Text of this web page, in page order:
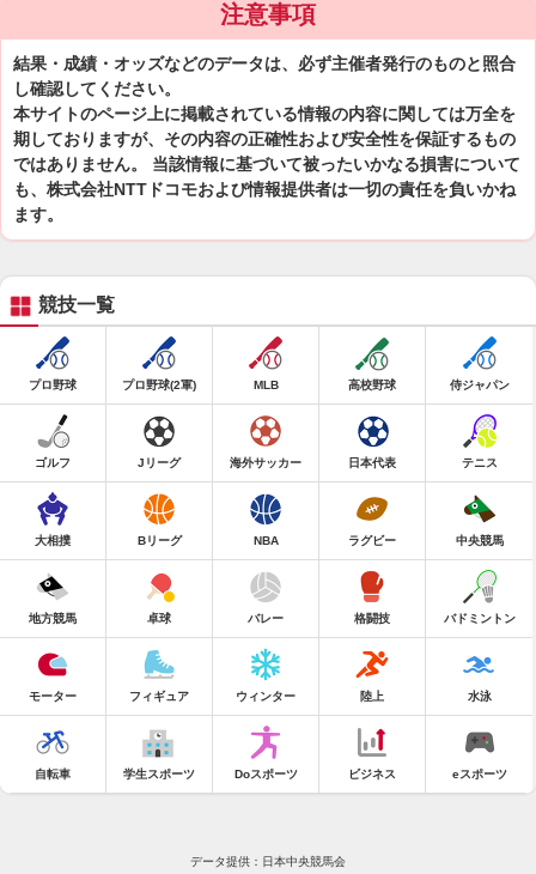
注意事項
結果・成績・オッズなどのデータは、必ず主催者発行のものと照合
し確認してください。
本サイトのページ上に掲載されている情報の内容に関しては万全を
期しておりますが、その内容の正確性および安全性を保証するもの
ではありません。 当該情報に基づいて被ったいかなる損害について
も、株式会社NTTドコモおよび情報提供者は一切の責任を負いかね
ます。
競技一覧
プロ野球 プロ野球(2軍) MLB 高校野球 侍ジャパン
ゴルフ Jリーグ 海外サッカー 日本代表 テニス
大相撲 Bリーグ NBA ラグビー 中央競馬
地方競馬 卓球 バレー 格闘技 バドミントン
モーター フィギュア ウィンター 陸上 水泳
自転車 学生スポーツ Doスポーツ ビジネス eスポーツ
データ提供：日本中央競馬会